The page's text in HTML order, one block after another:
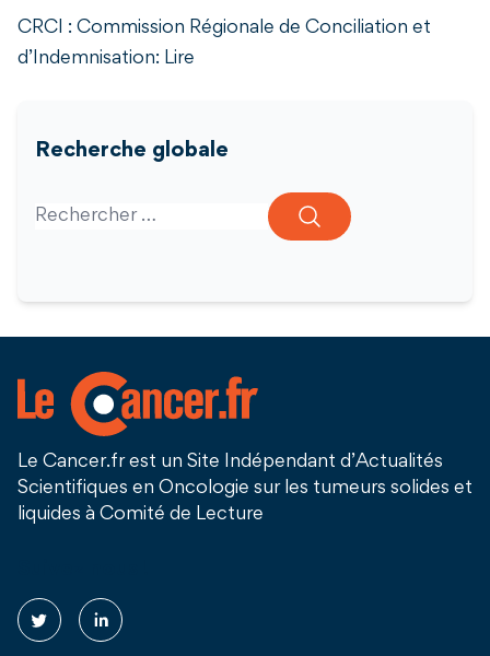
CRCI : Commission Régionale de Conciliation et
d’Indemnisation: Lire
Recherche globale
Search for:
Le Cancer.fr est un Site Indépendant d’Actualités
Scientifiques en Oncologie sur les tumeurs solides et
liquides à Comité de Lecture